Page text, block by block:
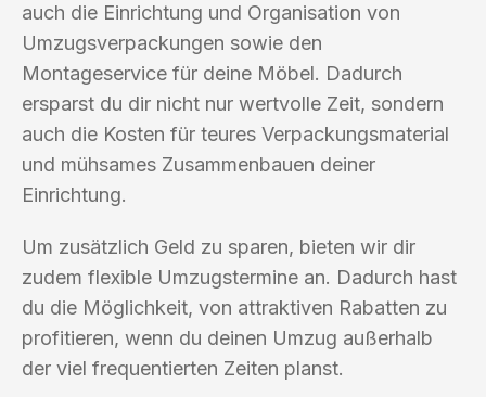
auch die Einrichtung und Organisation von
Umzugsverpackungen sowie den
Montageservice für deine Möbel. Dadurch
ersparst du dir nicht nur wertvolle Zeit, sondern
auch die Kosten für teures Verpackungsmaterial
und mühsames Zusammenbauen deiner
Einrichtung.
Um zusätzlich Geld zu sparen, bieten wir dir
zudem flexible Umzugstermine an. Dadurch hast
du die Möglichkeit, von attraktiven Rabatten zu
profitieren, wenn du deinen Umzug außerhalb
der viel frequentierten Zeiten planst.